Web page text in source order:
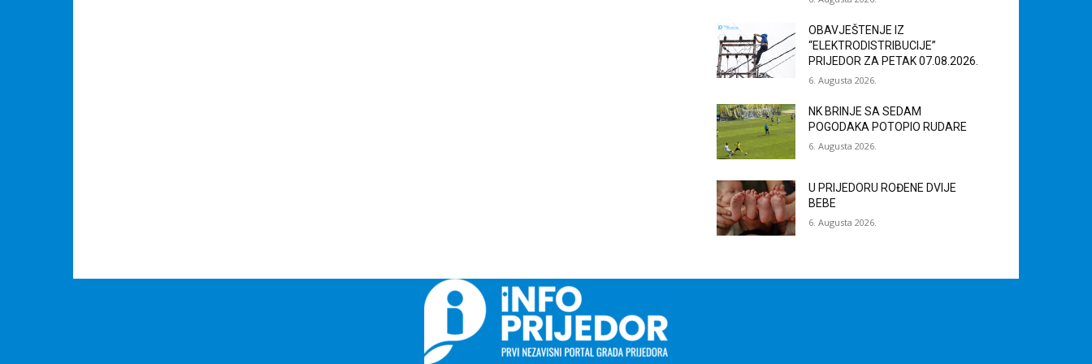
OBAVJEŠTENJE IZ
“ELEKTRODISTRIBUCIJE”
PRIJEDOR ZA PETAK 07.08.2026.
6. Augusta 2026.
NK BRINJE SA SEDAM
POGODAKA POTOPIO RUDARE
6. Augusta 2026.
U PRIJEDORU ROĐENE DVIJE
BEBE
6. Augusta 2026.